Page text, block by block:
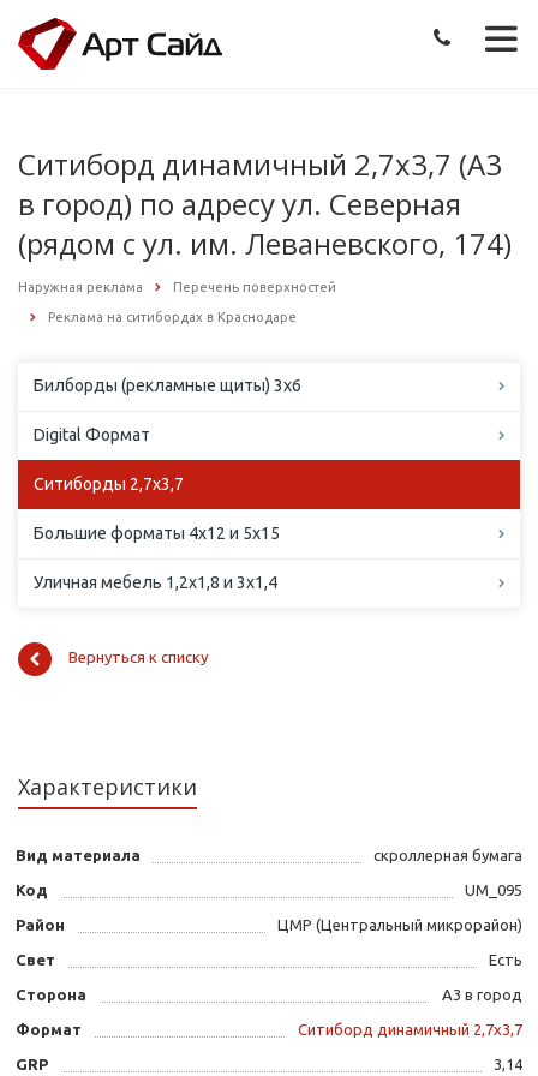
Ситиборд динамичный 2,7х3,7 (А3
в город) по адресу ул. Северная
(рядом с ул. им. Леваневского, 174)
Наружная реклама Перечень поверхностей
Реклама на ситибордах в Краснодаре
Билборды (рекламные щиты) 3х6
Digital Формат
Ситиборды 2,7х3,7
Большие форматы 4х12 и 5х15
Уличная мебель 1,2х1,8 и 3х1,4
Вернуться к списку
Характеристики
Вид материала скроллерная бумага
Код UM_095
Район ЦМР (Центральный микрорайон)
Свет Есть
Сторона А3 в город
Формат Ситиборд динамичный 2,7х3,7
GRP 3,14